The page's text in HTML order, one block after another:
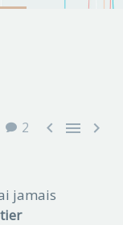
2   
jamais